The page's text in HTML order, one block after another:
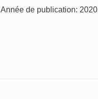
Année de publication: 2020